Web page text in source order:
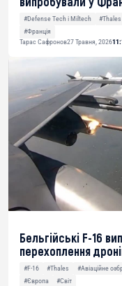
#Defense Tech і Miltech #Thales
#Франція
Тарас Сафронов27 Травня, 2026
Бельгійські F-16
перехоплення
#F-16 #Thales #Авіаційне
#Європа
#Світ